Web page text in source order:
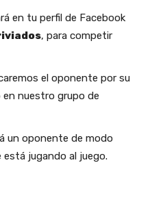
en tu perfil de Facebook
, para competir
el oponente por su
en nuestro grupo de
un oponente de modo
jugando al juego.